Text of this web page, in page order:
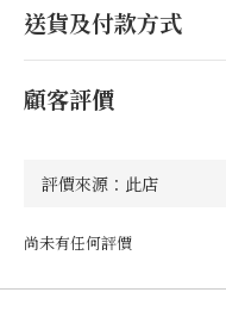
送貨及付款方式
顧客評價
尚未有任何評價